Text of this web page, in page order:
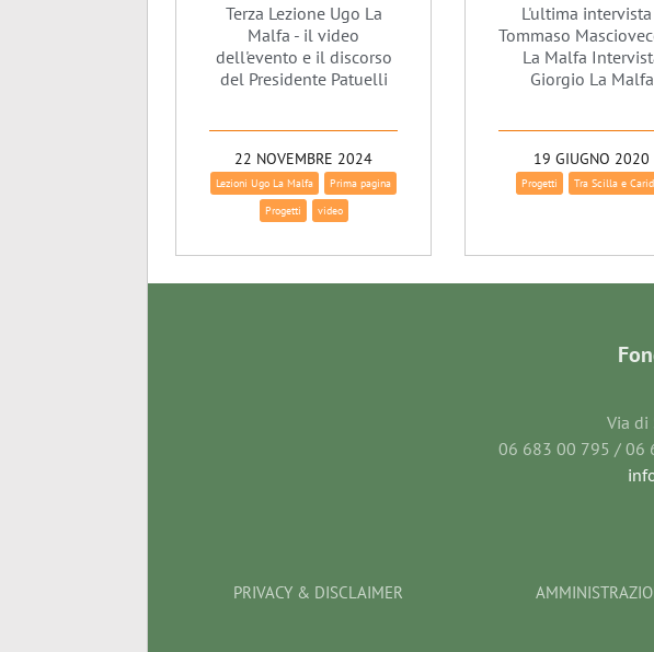
Terza Lezione Ugo La
Malfa - il video
dell'evento e il discorso
del Presidente Patuelli
22 NOVEMBRE 2024
Lezioni Ugo La Malfa
Prima pagina
Progetti
video
L'ultima intervista
Tommaso
La Malfa
Giorgio La Malfa
19 GIUGNO 2020
Progetti Tra Scilla e
Via di
06 683 00 795 / 06
PRIVACY & DISCLAIMER